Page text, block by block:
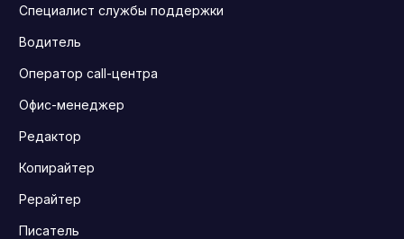
Специалист службы поддержки
Водитель
Оператор call-центра
Офис-менеджер
Редактор
Копирайтер
Рерайтер
Писатель